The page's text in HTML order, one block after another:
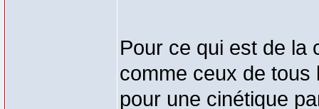
Pour ce qui est de la
comme ceux de tous
pour une cinétique